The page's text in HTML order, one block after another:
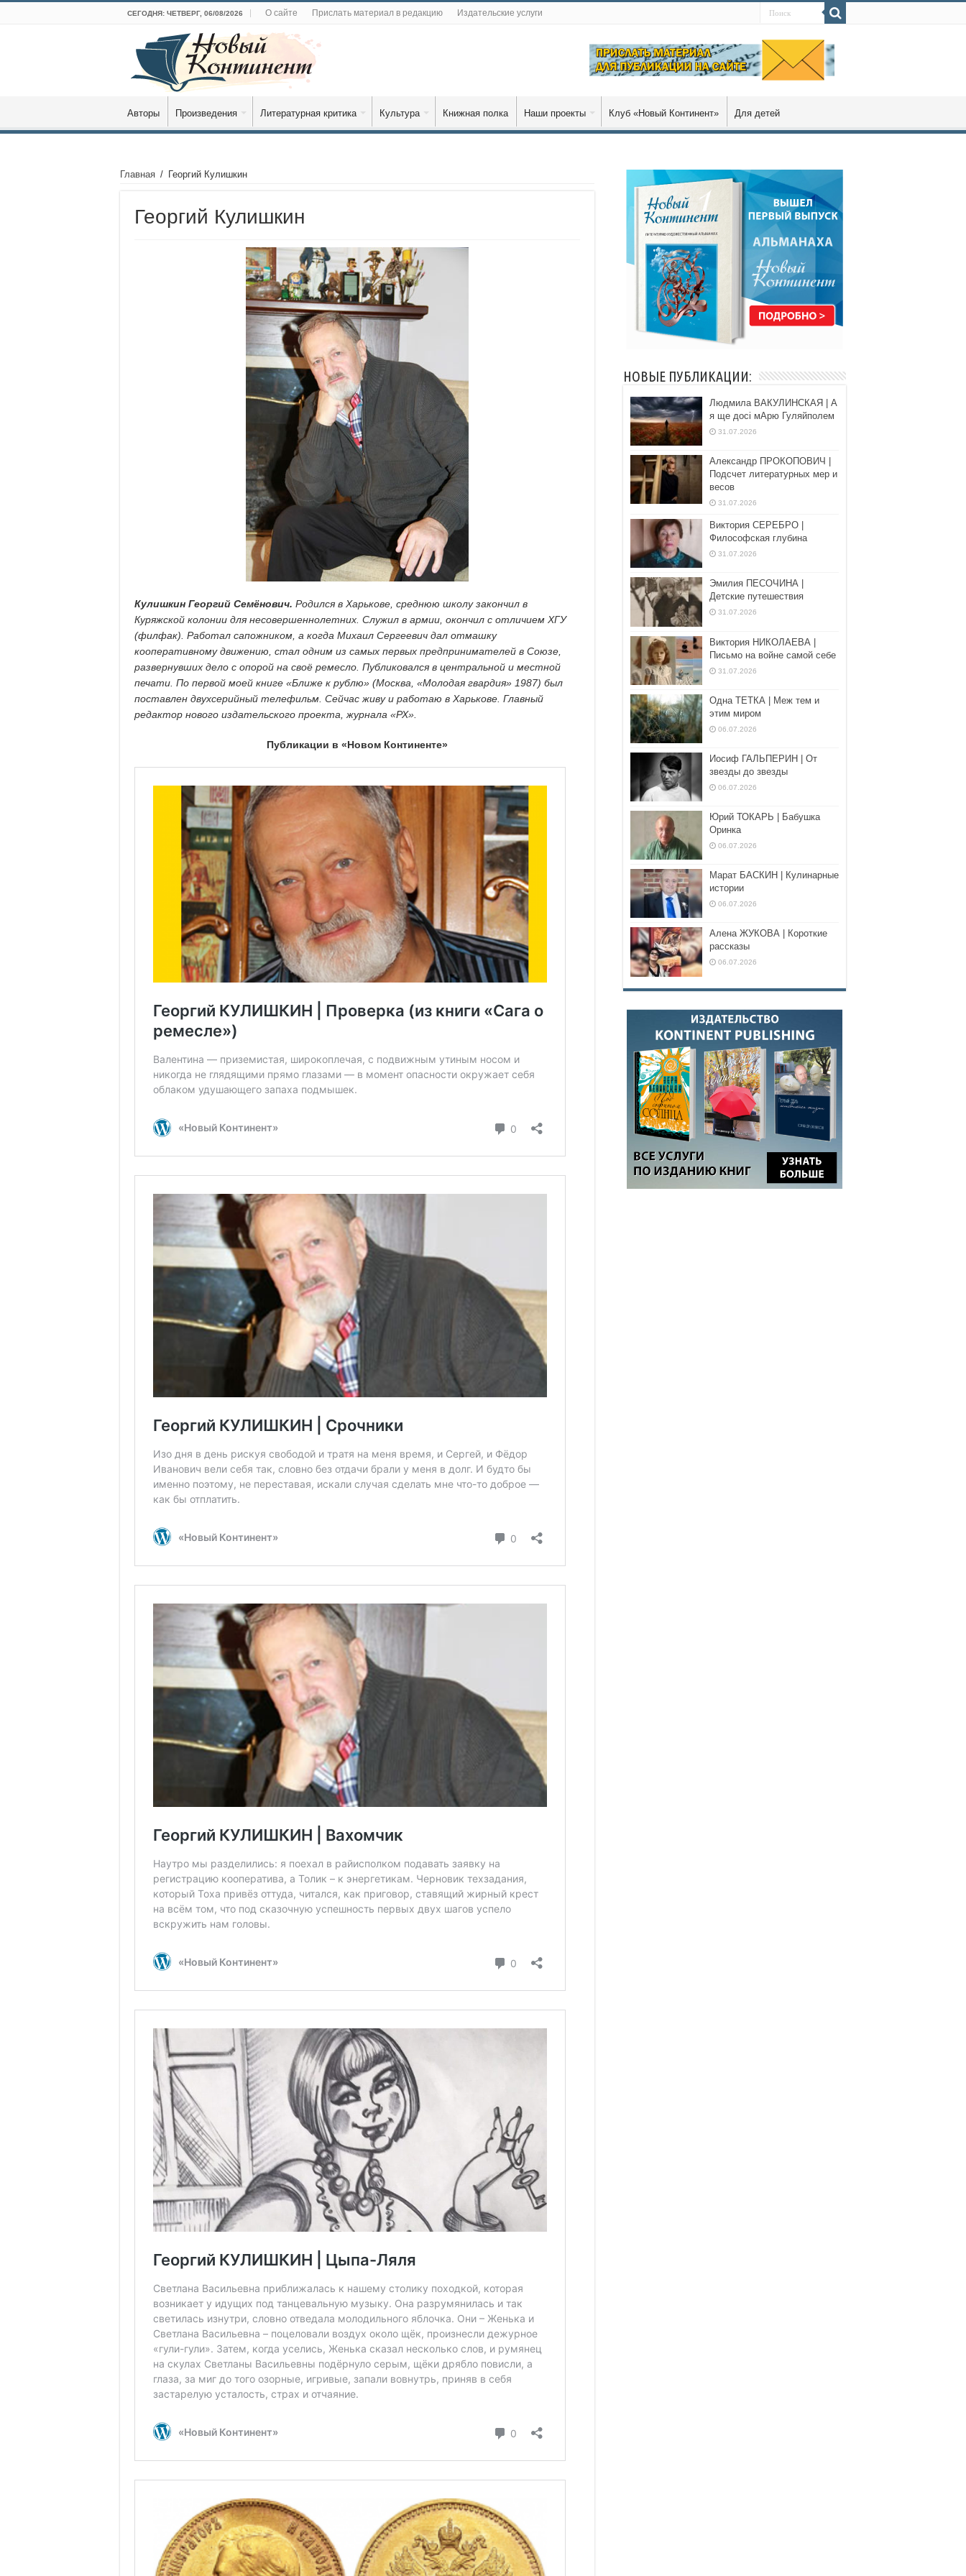
СЕГОДНЯ: ЧЕТВЕРГ, 06/08/2026 О сайте Прислать материал в редакцию Издательские услуги
Авторы Произведения Литературная критика Культура Книжная полка Наши проекты Клуб «Новый Континент» Для детей
Главная / Георгий Кулишкин
Георгий Кулишкин
Кулишкин Георгий Семёнович. Родился в Харькове, среднюю школу закончил в
Куряжской колонии для несовершеннолетних. Служил в армии, окончил с отличием ХГУ
(филфак). Работал сапожником, а когда Михаил Сергеевич дал отмашку
кооперативному движению, стал одним из самых первых предпринимателей в Союзе,
развернувших дело с опорой на своё ремесло. Публиковался в центральной и местной
печати. По первой моей книге «Ближе к рублю» (Москва, «Молодая гвардия» 1987) был
поставлен двухсерийный телефильм. Сейчас живу и работаю в Харькове. Главный
редактор нового издательского проекта, журнала «РХ».
Публикации в «Новом Континенте»
НОВЫЕ ПУБЛИКАЦИИ:
Людмила ВАКУЛИНСКАЯ | А
я ще досі мАрю Гуляйполем
31.07.2026
Александр ПРОКОПОВИЧ |
Подсчет литературных мер и
весов
31.07.2026
Виктория СЕРЕБРО |
Философская глубина
31.07.2026
Эмилия ПЕСОЧИНА |
Детские путешествия
31.07.2026
Виктория НИКОЛАЕВА |
Письмо на войне самой себе
31.07.2026
Одна ТЕТКА | Меж тем и
этим миром
06.07.2026
Иосиф ГАЛЬПЕРИН | От
звезды до звезды
06.07.2026
Юрий ТОКАРЬ | Бабушка
Оринка
06.07.2026
Марат БАСКИН | Кулинарные
истории
06.07.2026
Алена ЖУКОВА | Короткие
рассказы
06.07.2026